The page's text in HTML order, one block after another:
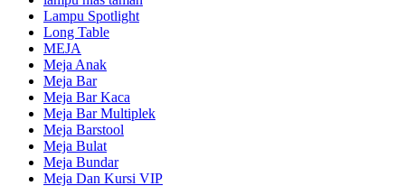
Lampu Spotlight
Long Table
MEJA
Meja Anak
Meja Bar
Meja Bar Kaca
Meja Bar Multiplek
Meja Barstool
Meja Bulat
Meja Bundar
Meja Dan Kursi VIP